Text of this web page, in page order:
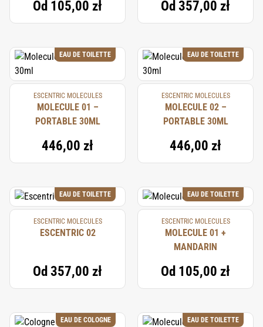
Od 105,00 zł Od 357,00 zł
EAU DE TOILETTE
ESCENTRIC MOLECULES
MOLECULE 01 –
PORTABLE 30ML
446,00 zł
EAU DE TOILETTE
ESCENTRIC MOLECULES
MOLECULE 02 –
PORTABLE 30ML
446,00 zł
EAU DE TOILETTE
ESCENTRIC MOLECULES
ESCENTRIC 02
Od 357,00 zł
EAU DE TOILETTE
ESCENTRIC MOLECULES
MOLECULE 01 +
MANDARIN
Od 105,00 zł
EAU DE COLOGNE EAU DE TOILETTE